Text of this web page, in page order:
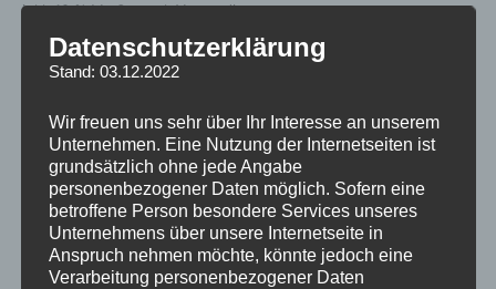
inkl. 19 % MwSt. zzgl.Versandkosten
Lieferzeit:1 bis 3 Tage*
Zusätzliche Informationen
Rezensionen (0)
Gewicht 0,1 kg
Datenschutzerklärung
Stand: 03.12.2022
Wir freuen uns sehr über Ihr Interesse an unserem
Unternehmen. Eine Nutzung der Internetseiten ist
grundsätzlich ohne jede Angabe
personenbezogener Daten möglich. Sofern eine
betroffene Person besondere Services unseres
Unternehmens über unsere Internetseite in
Anspruch nehmen möchte, könnte jedoch eine
Verarbeitung personenbezogener Daten